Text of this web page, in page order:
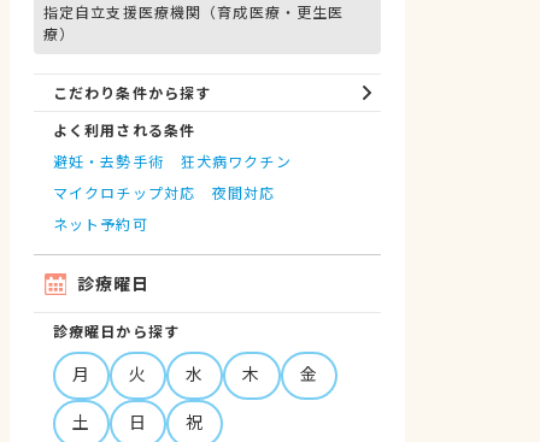
指定自立支援医療機関（育成医療・更生医
療）
こだわり条件から探す
よく利用される条件
避妊・去勢手術
狂犬病ワクチン
マイクロチップ対応
夜間対応
ネット予約可
診療曜日
診療曜日から探す
月 火 水 木
金
土
日 祝